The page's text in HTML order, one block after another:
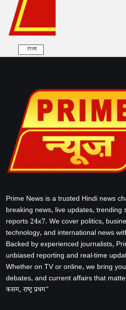
राज्य
Prime News is a trusted Hindi news
breaking news, live updates, trending
reports 24x7. We cover politics,
technology, and international news
Backed by experienced journalists,
unbiased reporting and real-time
Whether on TV or online, we bring
debates, and current affairs that
कसम, राष्ट्र प्रथम"